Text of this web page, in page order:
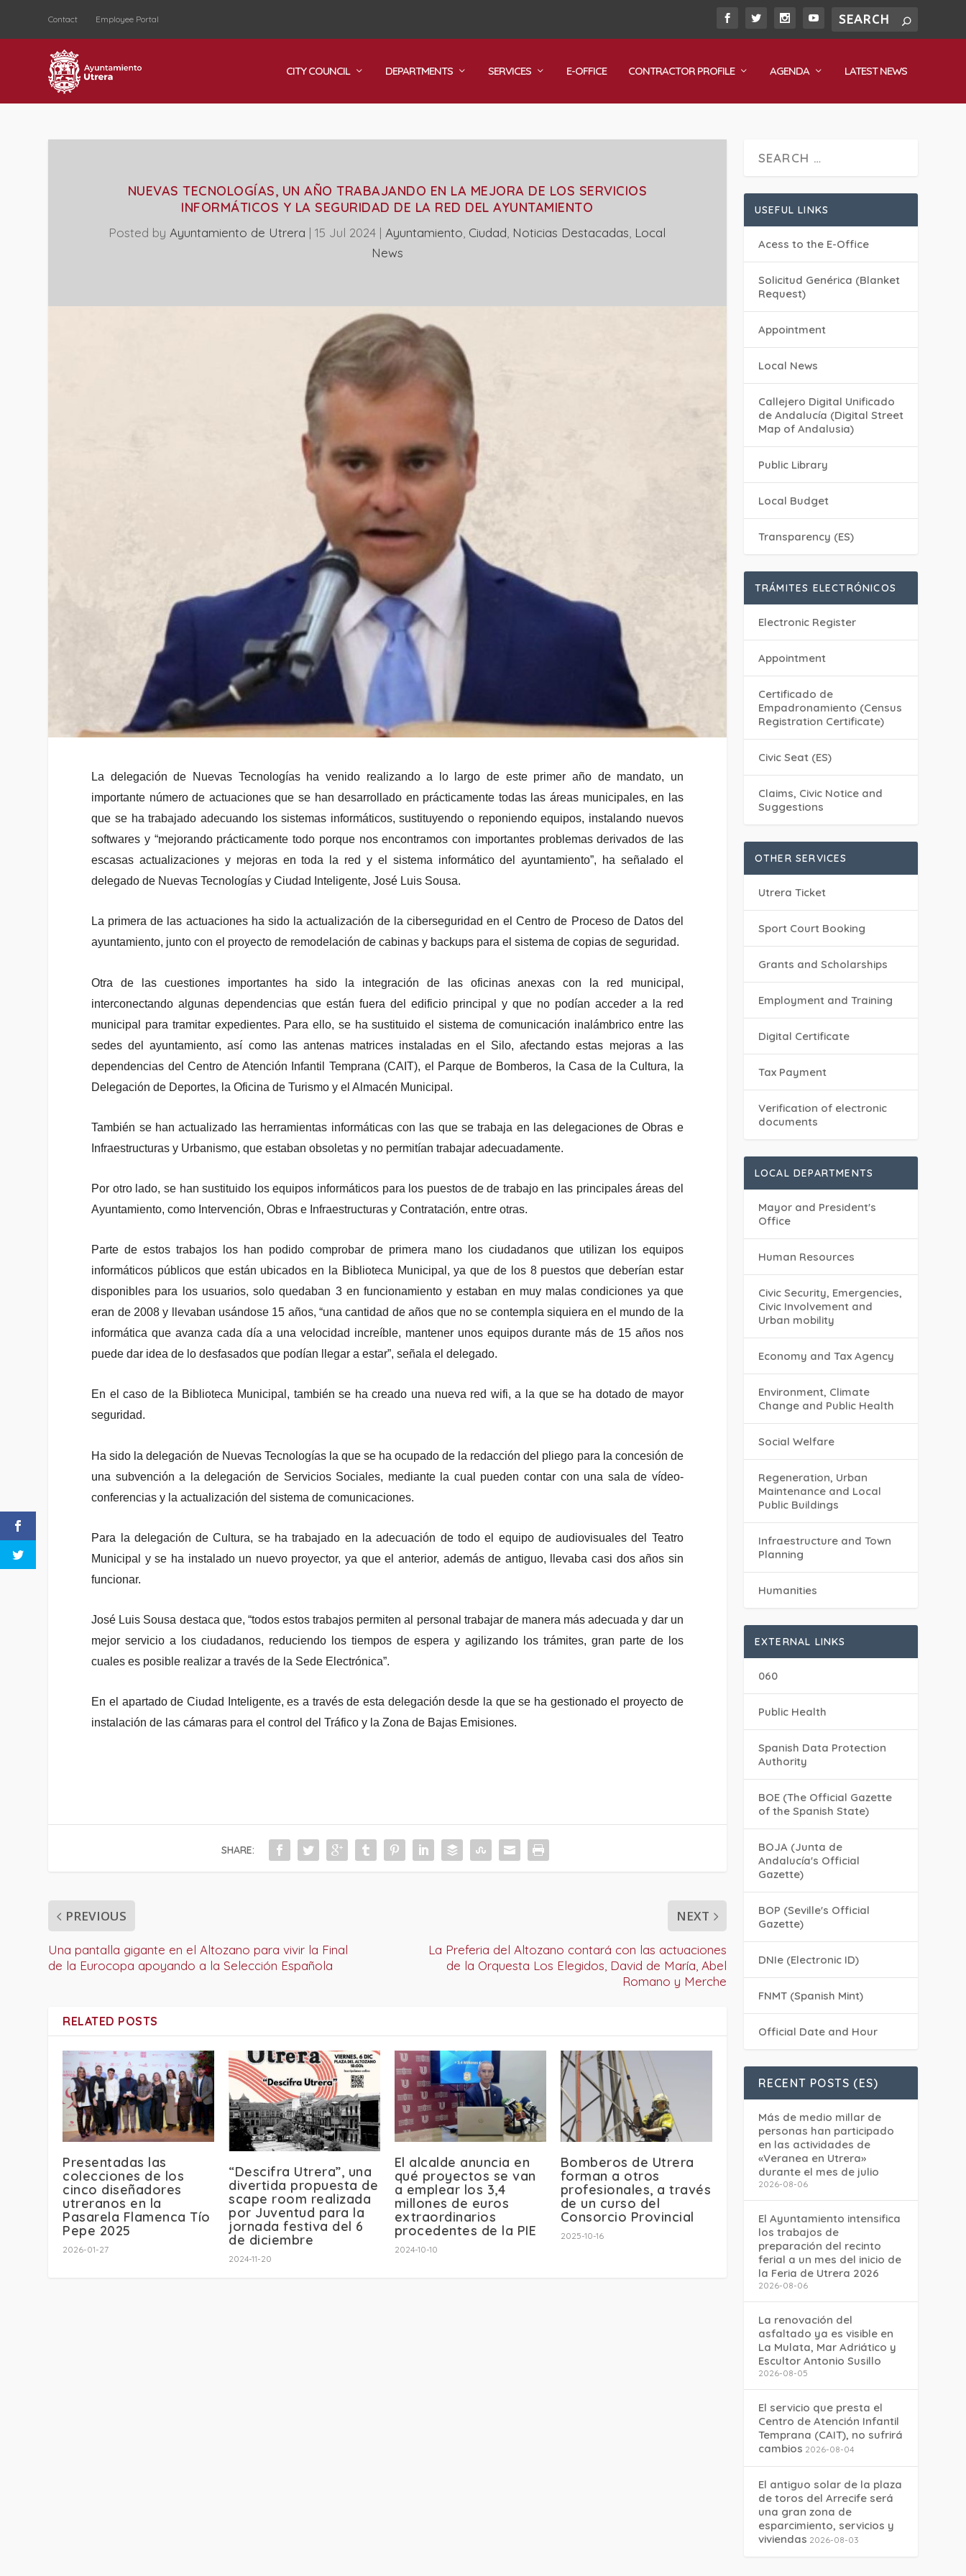
Contact Employee Portal
CITY COUNCIL DEPARTMENTS SERVICES E-OFFICE CONTRACTOR PROFILE AGENDA LATEST NEWS
NUEVAS TECNOLOGÍAS, UN AÑO TRABAJANDO EN LA MEJORA DE LOS SERVICIOS
INFORMÁTICOS Y LA SEGURIDAD DE LA RED DEL AYUNTAMIENTO
Posted byAyuntamiento de Utrera |15 Jul 2024 |Ayuntamiento Ciudad Noticias Destacadas Local
News
La delegación de Nuevas Tecnologías ha venido realizando a lo largo de este primer año de mandato, un
importante número de actuaciones que se han desarrollado en prácticamente todas las áreas municipales, en las
que se ha trabajado adecuando los sistemas informáticos, sustituyendo o reponiendo equipos, instalando nuevos
softwares y “mejorando prácticamente todo porque nos encontramos con importantes problemas derivados de las
escasas actualizaciones y mejoras en toda la red y el sistema informático del ayuntamiento”, ha señalado el
delegado de Nuevas Tecnologías y Ciudad Inteligente, José Luis Sousa.
La primera de las actuaciones ha sido la actualización de la ciberseguridad en el Centro de Proceso de Datos del
ayuntamiento, junto con el proyecto de remodelación de cabinas y backups para el sistema de copias de seguridad.
Otra de las cuestiones importantes ha sido la integración de las oficinas anexas con la red municipal,
interconectando algunas dependencias que están fuera del edificio principal y que no podían acceder a la red
municipal para tramitar expedientes. Para ello, se ha sustituido el sistema de comunicación inalámbrico entre las
sedes del ayuntamiento, así como las antenas matrices instaladas en el Silo, afectando estas mejoras a las
dependencias del Centro de Atención Infantil Temprana (CAIT), el Parque de Bomberos, la Casa de la Cultura, la
Delegación de Deportes, la Oficina de Turismo y el Almacén Municipal.
También se han actualizado las herramientas informáticas con las que se trabaja en las delegaciones de Obras e
Infraestructuras y Urbanismo, que estaban obsoletas y no permitían trabajar adecuadamente.
Por otro lado, se han sustituido los equipos informáticos para los puestos de de trabajo en las principales áreas del
Ayuntamiento, como Intervención, Obras e Infraestructuras y Contratación, entre otras.
Parte de estos trabajos los han podido comprobar de primera mano los ciudadanos que utilizan los equipos
informáticos públicos que están ubicados en la Biblioteca Municipal, ya que de los 8 puestos que deberían estar
disponibles para los usuarios, solo quedaban 3 en funcionamiento y estaban en muy malas condiciones ya que
eran de 2008 y llevaban usándose 15 años, “una cantidad de años que no se contempla siquiera en el mundo de la
informática que avanza cada día a una velocidad increíble, mantener unos equipos durante más de 15 años nos
puede dar idea de lo desfasados que podían llegar a estar”, señala el delegado.
En el caso de la Biblioteca Municipal, también se ha creado una nueva red wifi, a la que se ha dotado de mayor
seguridad.
Ha sido la delegación de Nuevas Tecnologías la que se ha ocupado de la redacción del pliego para la concesión de
una subvención a la delegación de Servicios Sociales, mediante la cual pueden contar con una sala de vídeo-
conferencias y la actualización del sistema de comunicaciones.
Para la delegación de Cultura, se ha trabajado en la adecuación de todo el equipo de audiovisuales del Teatro
Municipal y se ha instalado un nuevo proyector, ya que el anterior, además de antiguo, llevaba casi dos años sin
funcionar.
José Luis Sousa destaca que, “todos estos trabajos permiten al personal trabajar de manera más adecuada y dar un
mejor servicio a los ciudadanos, reduciendo los tiempos de espera y agilizando los trámites, gran parte de los
cuales es posible realizar a través de la Sede Electrónica”.
En el apartado de Ciudad Inteligente, es a través de esta delegación desde la que se ha gestionado el proyecto de
instalación de las cámaras para el control del Tráfico y la Zona de Bajas Emisiones.
SHARE:
PREVIOUS
Una pantalla gigante en el Altozano para vivir la Final
de la Eurocopa apoyando a la Selección Española
NEXT
La Preferia del Altozano contará con las actuaciones
de la Orquesta Los Elegidos, David de María, Abel
Romano y Merche
RELATED POSTS
Presentadas las
colecciones de los
cinco diseñadores
utreranos en la
Pasarela Flamenca Tío
Pepe 2025
2026-01-27
“Descifra Utrera”, una
divertida propuesta de
scape room realizada
por Juventud para la
jornada festiva del 6
de diciembre
2024-11-20
El alcalde anuncia en
qué proyectos se van
a emplear los 3,4
millones de euros
extraordinarios
procedentes de la PIE
2024-10-10
Bomberos de Utrera
forman a otros
profesionales, a través
de un curso del
Consorcio Provincial
2025-10-16
USEFUL LINKS
Acess to the E-Office
Solicitud Genérica (Blanket
Request)
Appointment
Local News
Callejero Digital Unificado
de Andalucía (Digital Street
Map of Andalusia)
Public Library
Local Budget
Transparency (ES)
TRÁMITES ELECTRÓNICOS
Electronic Register
Appointment
Certificado de
Empadronamiento (Census
Registration Certificate)
Civic Seat (ES)
Claims, Civic Notice and
Suggestions
OTHER SERVICES
Utrera Ticket
Sport Court Booking
Grants and Scholarships
Employment and Training
Digital Certificate
Tax Payment
Verification of electronic
documents
LOCAL DEPARTMENTS
Mayor and President's
Office
Human Resources
Civic Security, Emergencies,
Civic Involvement and
Urban mobility
Economy and Tax Agency
Environment, Climate
Change and Public Health
Social Welfare
Regeneration, Urban
Maintenance and Local
Public Buildings
Infraestructure and Town
Planning
Humanities
EXTERNAL LINKS
060
Public Health
Spanish Data Protection
Authority
BOE (The Official Gazette
of the Spanish State)
BOJA (Junta de
Andalucía's Official
Gazette)
BOP (Seville's Official
Gazette)
DNIe (Electronic ID)
FNMT (Spanish Mint)
Official Date and Hour
RECENT POSTS (ES)
Más de medio millar de
personas han participado
en las actividades de
«Veranea en Utrera»
durante el mes de julio
2026-08-06
El Ayuntamiento intensifica
los trabajos de
preparación del recinto
ferial a un mes del inicio de
la Feria de Utrera 2026
2026-08-06
La renovación del
asfaltado ya es visible en
La Mulata, Mar Adriático y
Escultor Antonio Susillo
2026-08-05
El servicio que presta el
Centro de Atención Infantil
Temprana (CAIT), no sufrirá
cambios 2026-08-04
El antiguo solar de la plaza
de toros del Arrecife será
una gran zona de
esparcimiento, servicios y
viviendas 2026-08-03